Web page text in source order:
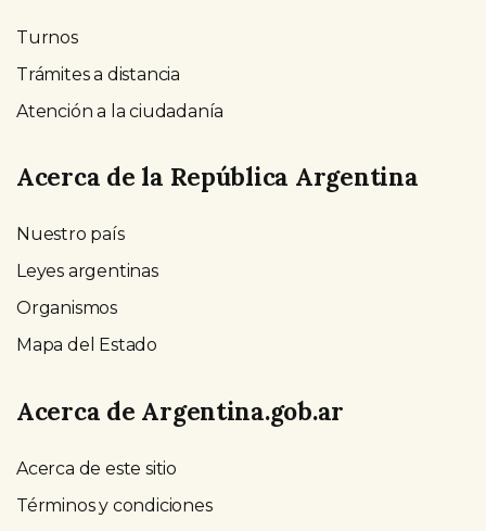
Turnos
Trámites a distancia
Atención a la ciudadanía
Acerca de la República Argentina
Nuestro país
Leyes argentinas
Organismos
Mapa del Estado
Acerca de Argentina.gob.ar
Acerca de este sitio
Términos y condiciones